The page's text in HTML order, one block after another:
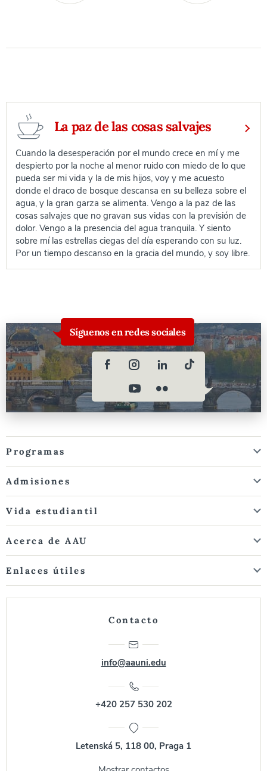
La paz de las cosas salvajes
Cuando la desesperación por el mundo crece en mí y me
despierto por la noche al menor ruido con miedo de lo que
pueda ser mi vida y la de mis hijos, voy y me acuesto
donde el draco de bosque descansa en su belleza sobre el
agua, y la gran garza se alimenta. Vengo a la paz de las
cosas salvajes que no gravan sus vidas con la previsión de
dolor. Vengo a la presencia del agua tranquila. Y siento
sobre mí las estrellas ciegas del día esperando con su luz.
Por un tiempo descanso en la gracia del mundo, y soy libre.
Síguenos en redes sociales
Programas
Admisiones
Vida estudiantil
Acerca de AAU
Enlaces útiles
Contacto
info@aauni.edu
+420 257 530 202
Letenská 5, 118 00, Praga 1